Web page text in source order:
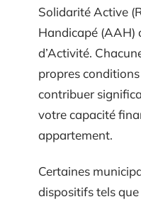
Solidarité Active
Handicapé (AAH)
d’Activité.
propres
contribuer
votre capacité
appartement.
Certaines
dispositifs tels